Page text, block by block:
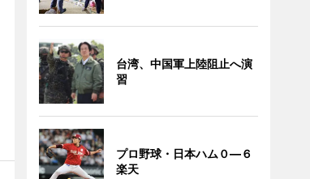
台湾、中国軍上陸阻止へ演
習
プロ野球・日本ハム０―６
楽天